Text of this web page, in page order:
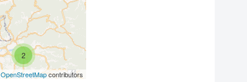
2
OpenStreetMapcontributors